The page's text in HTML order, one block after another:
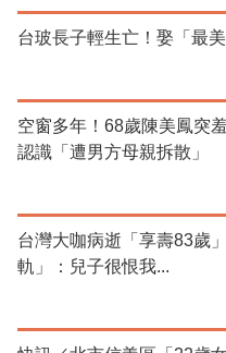
台玻長子輕生亡！娶「最
空窗多年！68歲陳美鳳突
認識「遭男方母親拆散」
台灣大咖病逝「享壽83歲
軌」：兒子很恨我...